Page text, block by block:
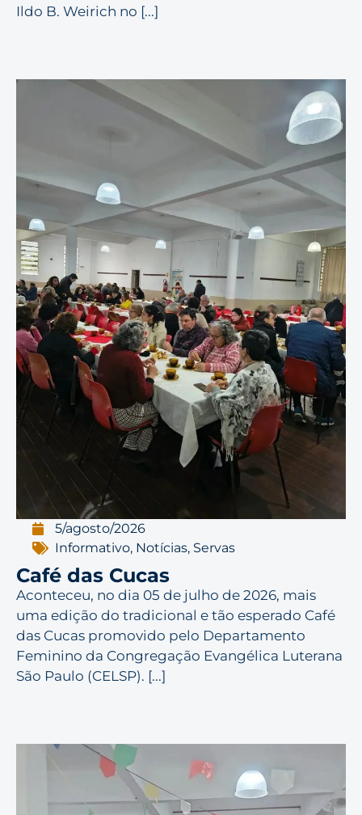
Ildo B. Weirich no [...]
5/agosto/2026
Informativo, Notícias, Servas
Café das Cucas
Aconteceu, no dia 05 de julho de 2026, mais
uma edição do tradicional e tão esperado Café
das Cucas promovido pelo Departamento
Feminino da Congregação Evangélica Luterana
São Paulo (CELSP). [...]